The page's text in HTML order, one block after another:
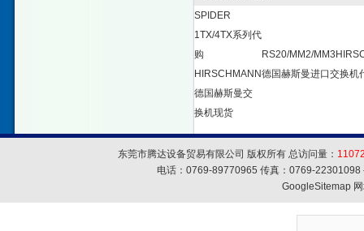
SPIDER
1TX/4TX系列代
购
HIRSCHMANN
德国赫斯曼交
换机现货
RS20/MM2/
德国赫斯曼进口交换机
东莞市腾达设备贸易有限公司 版权所有 总访问量：
电话：0769-89770965 传真：0769-
GoogleSitemap